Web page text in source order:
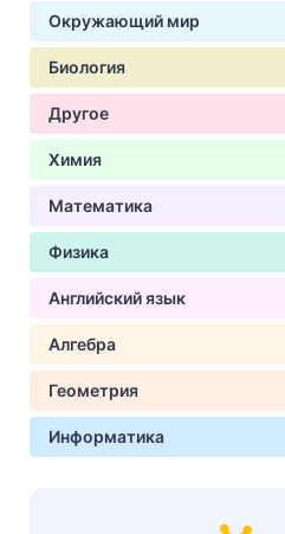
Окружающий мир
Биология
Другое
Химия
Математика
Физика
Английский язык
Алгебра
Геометрия
Информатика